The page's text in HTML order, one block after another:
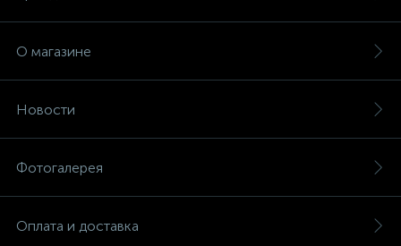
О магазине
Новости
Фотогалерея
Оплата и доставка